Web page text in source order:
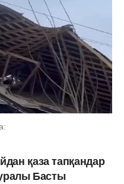
қаза тапқандар
Басты